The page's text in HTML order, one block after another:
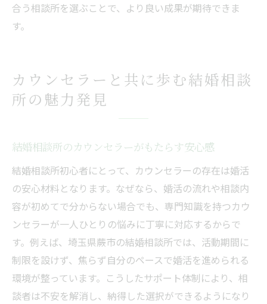
合う相談所を選ぶことで、より良い成果が期待できま
す。
カウンセラーと共に歩む結婚相談
所の魅力発見
結婚相談所のカウンセラーがもたらす安心感
結婚相談所初心者にとって、カウンセラーの存在は婚活
の安心材料となります。なぜなら、婚活の流れや相談内
容が初めてで分からない場合でも、専門知識を持つカウ
ンセラーが一人ひとりの悩みに丁寧に対応するからで
す。例えば、埼玉県蕨市の結婚相談所では、活動期間に
制限を設けず、焦らず自分のペースで婚活を進められる
環境が整っています。こうしたサポート体制により、相
談者は不安を解消し、納得した選択ができるようになり